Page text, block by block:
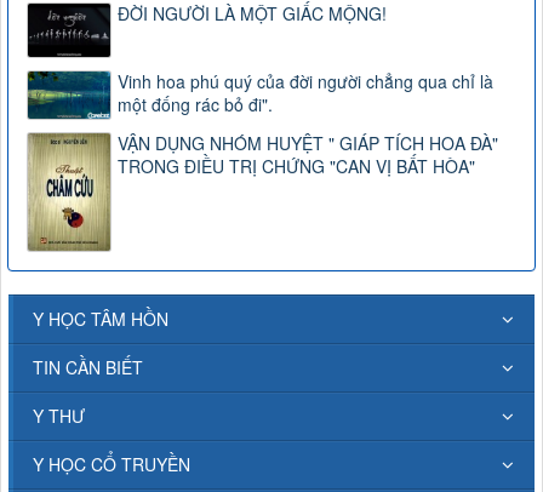
ĐỜI NGƯỜI LÀ MỘT GIẤC MỘNG!
Vinh hoa phú quý của đời người chẳng qua chỉ là
một đống rác bỏ đi".
VẬN DỤNG NHÓM HUYỆT " GIÁP TÍCH HOA ĐÀ"
TRONG ĐIỀU TRỊ CHỨNG "CAN VỊ BẤT HÒA"
Y HỌC TÂM HỒN
TIN CẦN BIẾT
Y THƯ
Y HỌC CỔ TRUYỀN